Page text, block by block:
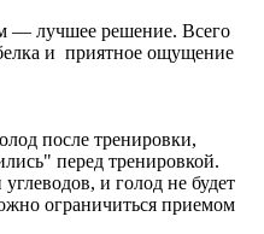
— лучшее решение. Всего
и приятное ощущение
после тренировки,
перед тренировкой.
и голод не будет
ограничиться приемом